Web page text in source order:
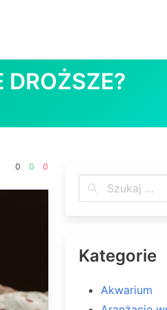
DROŻSZE?
0 0 0
Kategorie
Akwarium